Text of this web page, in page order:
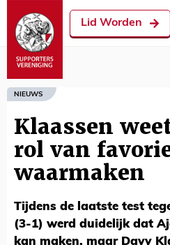
Lid Worden
NIEUWS
Klaassen
rol van
waarmaken
Tijdens de laatste test
(3-1) werd duidelijk dat
kan maken, maar Davy